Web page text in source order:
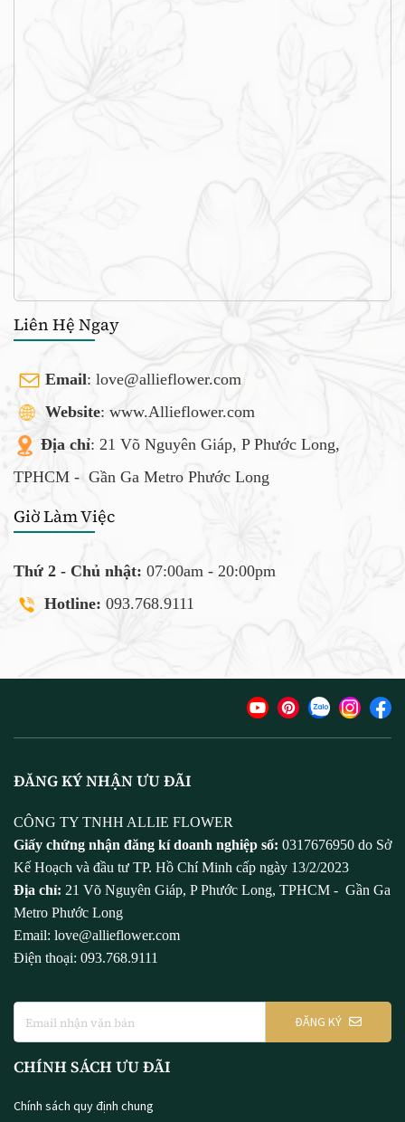
Liên Hệ Ngay
Email: love@allieflower.com
Website: www.Allieflower.com
Địa chỉ: 21 Võ Nguyên Giáp, P Phước Long,
TPHCM - Gần Ga Metro Phước Long
Giờ Làm Việc
Thứ 2 - Chủ nhật: 07:00am - 20:00pm
Hotline: 093.768.9111
ĐĂNG KÝ NHẬN ƯU ĐÃI
CÔNG TY TNHH ALLIE FLOWER
Giấy chứng nhận đăng kí doanh nghiệp số: 0317676950 do Sở
Kế Hoạch và đầu tư TP. Hồ Chí Minh cấp ngày 13/2/2023
Địa chỉ: 21 Võ Nguyên Giáp, P Phước Long, TPHCM - Gần Ga
Metro Phước Long
Email: love@allieflower.com
Điện thoại: 093.768.9111
ĐĂNG KÝ
CHÍNH SÁCH ƯU ĐÃI
Chính sách quy định chung